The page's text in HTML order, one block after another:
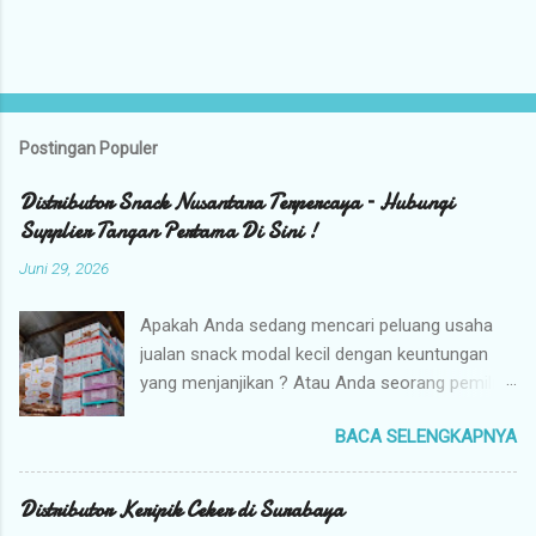
Postingan Populer
Distributor Snack Nusantara Terpercaya – Hubungi
Supplier Tangan Pertama Di Sini !
Juni 29, 2026
Apakah Anda sedang mencari peluang usaha
jualan snack modal kecil dengan keuntungan
yang menjanjikan ? Atau Anda seorang pemilik
tangan pertama dengan harga grosir camilan
kiloan termurah ? Camilan Nusantara hadir
sebagai jawaban atas kebutuhan bisnis Anda !
Kami adalah distributor snack nusantara
BACA SELENGKAPNYA
Distributor Keripik Ceker di Surabaya